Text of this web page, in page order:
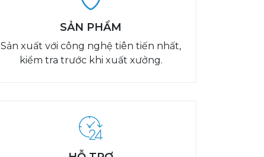
SẢN PHẨM
Sản xuất với công nghệ tiên tiến nhất,
kiểm tra trước khi xuất xưởng.